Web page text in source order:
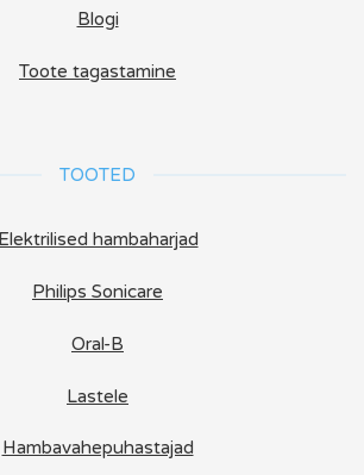
Blogi
Toote tagastamine
TOOTED
Elektrilised hambaharjad
Philips Sonicare
Oral-B
Lastele
Hambavahepuhastajad